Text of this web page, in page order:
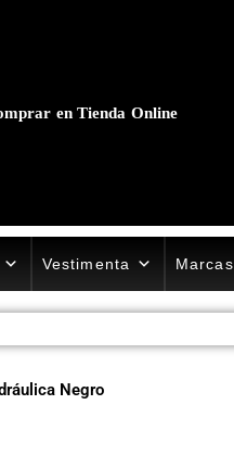
en Tienda Online
Vestimenta Marcas
Negro